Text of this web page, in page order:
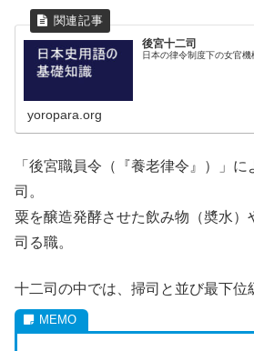
後宮十二司
日本の律令制度下の女官機
yoropara.org
「後宮職員令（『養老律令』）」
司。
粟を醸造発酵させた飲み物（奬水）
司る職。
十二司の中では、掃司と並び最下位